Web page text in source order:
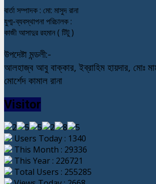
বার্তা সম্পাদক : মো: মাসুদ রানা
যুগ্ম-ব্যবস্থাপনা পরিচালক :
কাজী আসাদুর রহমান ( টিটু )
উপদেষ্টা মন্ডলী:-
আলহাজ্ব আবু বাক্কার, ইব্রাহিম হায়দার, মোঃ
মোর্শেদ কামাল রানা
Visitor
Users Today : 1340
This Month : 29336
This Year : 226721
Total Users : 255285